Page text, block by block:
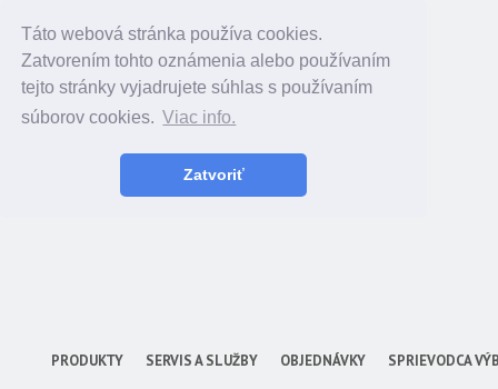
Táto webová stránka používa cookies.
Zatvorením tohto oznámenia alebo používaním
tejto stránky vyjadrujete súhlas s používaním
súborov cookies. Viac info.
Zatvoriť
PRODUKTY SERVIS A SLUŽBY OBJEDNÁVKY SPRIEVODCA